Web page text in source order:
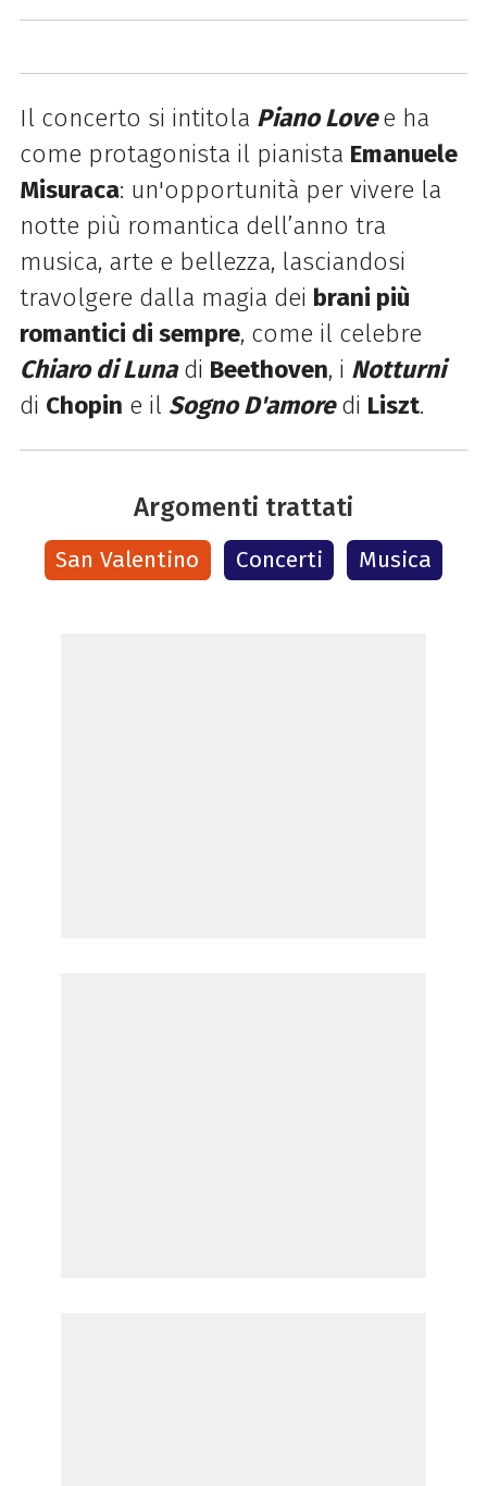
Il concerto si intitola Piano Lovee ha
come protagonista il pianista Emanuele
Misuraca: un'opportunità per vivere la
notte più romantica dell’anno tra
musica, arte e bellezza, lasciandosi
travolgere dalla magia dei brani più
romantici di sempre, come il celebre
Chiaro di Lunadi Beethoven, i Notturni
di Chopin e il Sogno D'amoredi Liszt.
Argomenti trattati
San Valentino Concerti Musica